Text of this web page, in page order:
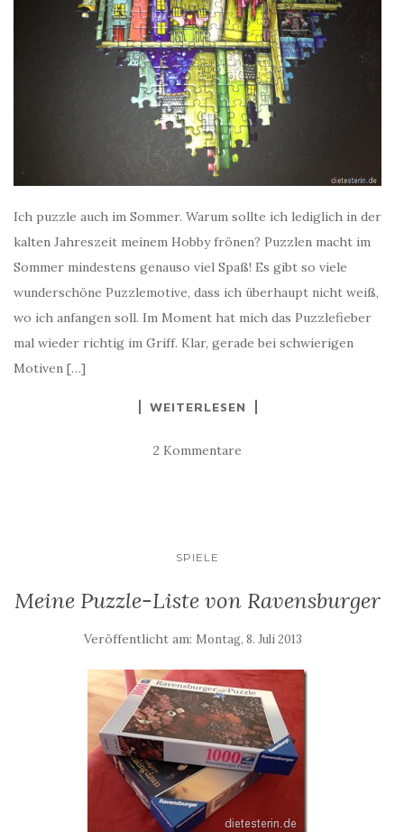
Ich puzzle auch im Sommer. Warum sollte ich lediglich in der
kalten Jahreszeit meinem Hobby frönen? Puzzlen macht im
Sommer mindestens genauso viel Spaß! Es gibt so viele
wunderschöne Puzzlemotive, dass ich überhaupt nicht weiß,
wo ich anfangen soll. Im Moment hat mich das Puzzlefieber
mal wieder richtig im Griff. Klar, gerade bei schwierigen
Motiven […]
WEITERLESEN
2 Kommentare
SPIELE
Meine Puzzle-Liste von Ravensburger
Veröffentlicht am: Montag, 8. Juli 2013